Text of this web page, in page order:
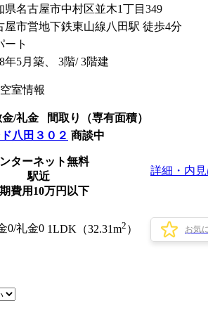
県名古屋市中村区並木1丁目349
屋市営地下鉄東山線八田駅 徒歩4分
ート
年5月築、 3階/ 3階建
室情報
金/礼金
間取り（専有面積）
八田３０２ 商談中
ターネット無料
駅近
費用10万円以下
詳細・内
0/礼金0 1LDK（32.31m2 ） お気